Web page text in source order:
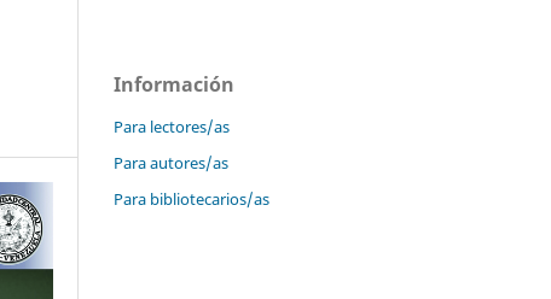
Información
Para lectores/as
Para autores/as
Para bibliotecarios/as